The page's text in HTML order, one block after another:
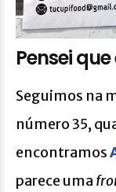
Pensei
Seguimos na
número 35,
encontramos
parece uma